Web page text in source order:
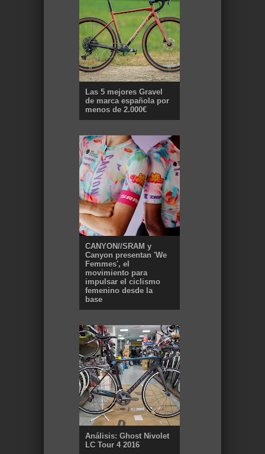
Las 5 mejores Gravel
de marca española por
menos de 2.000€
CANYON//SRAM y
Canyon presentan 'We
Femmes', el
movimiento para
impulsar el ciclismo
femenino desde la
base
Análisis: Ghost Nivolet
LC Tour 4 2016